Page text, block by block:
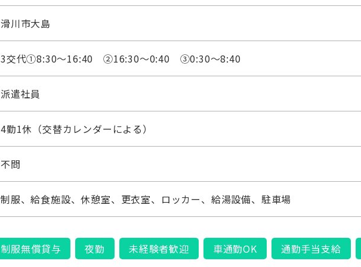
滑川市大島
3交代➀8:30～16:40 ➁16:30～0:40 ➂0:30～8:40
派遣社員
4勤1休（交替カレンダーによる）
不問
制服、給食施設、休憩室、更衣室、ロッカー、給湯設備、駐車場
制服無償貸与 夜勤 未経験者歓迎 車通勤OK 通勤手当支給